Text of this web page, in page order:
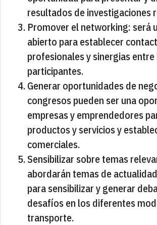
resultados de investigaciones
Promover el networking: será
abierto para establecer
profesionales y sinergias
participantes.
Generar oportunidades de
congresos pueden ser una
empresas y emprendedores
productos y servicios y
comerciales.
Sensibilizar sobre temas
abordarán temas de
para sensibilizar y generar
desafíos en los diferentes
transporte.